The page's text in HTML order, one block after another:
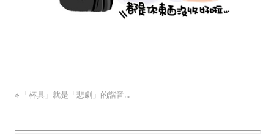
※ 「杯具」就是 「悲劇 」 的諧音...